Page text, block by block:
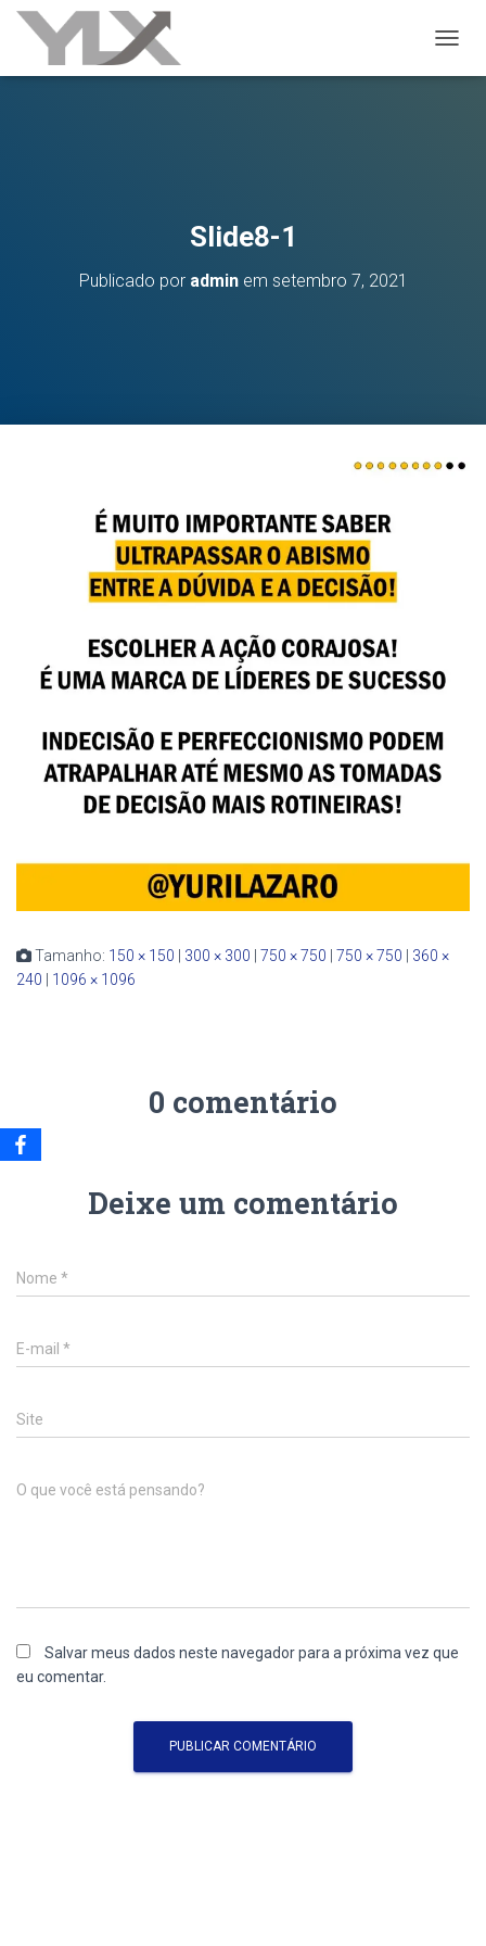
Slide8-1
Publicado por adminem setembro 7, 2021
Tamanho: 150 × 150 300 × 300 750 × 750 750 × 750
360 ×
240
1096 × 1096
0 comentário
Deixe um comentário
Nome *
E-mail *
Site
O que você está pensando?
Salvar meus dados neste navegador para a próxima vez que
eu comentar.